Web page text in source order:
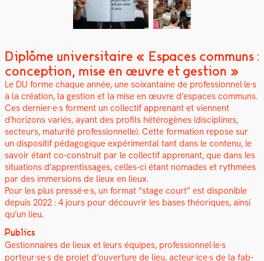
Diplôme universitaire « Espaces communs :
conception, mise en œuvre et gestion »
Le DU forme chaque année, une soix­an­taine de professionnel·le·s
à la créa­tion, la ges­tion et la mise en œuvre d’espaces com­muns.
Ces dernier·e·s for­ment un col­lec­tif apprenant et vien­nent
d’horizons var­iés, ayant des pro­fils hétérogènes (dis­ci­plines,
secteurs, matu­rité pro­fes­sion­nelle). Cette for­ma­tion repose sur
un dis­posi­tif péd­a­gogique expéri­men­tal tant dans le con­tenu, le
savoir étant co-con­stru­it par le col­lec­tif apprenant, que dans les
sit­u­a­tions d’apprentissages, celles-ci étant nomades et ryth­mées
par des immer­sions de lieux en lieux.
Pour les plus pressé·e·s, un for­mat “stage court” est disponible
depuis 2022 : 4 jours pour décou­vrir les bases théoriques, ain­si
qu’un lieu.
Publics
Ges­tion­naires de lieux et leurs équipes, professionnel·le·s
porteur·se·s de pro­jet d’ouverture de lieu, acteur·ice·s de la fab­